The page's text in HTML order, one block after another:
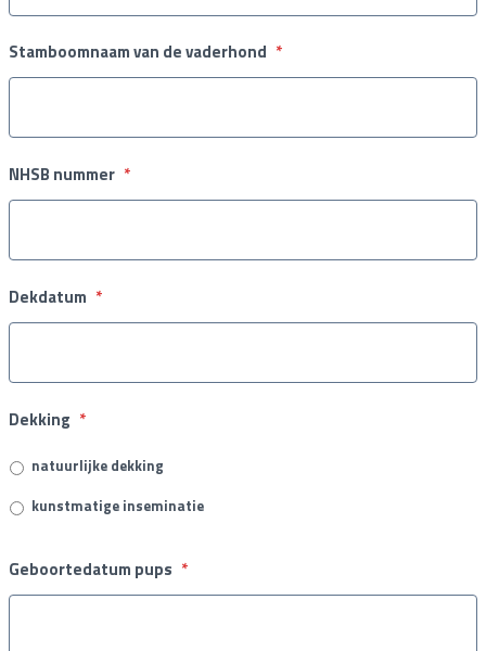
Stamboomnaam van de vaderhond *
NHSB nummer *
Dekdatum *
Dekking *
natuurlijke dekking
kunstmatige inseminatie
Geboortedatum pups *